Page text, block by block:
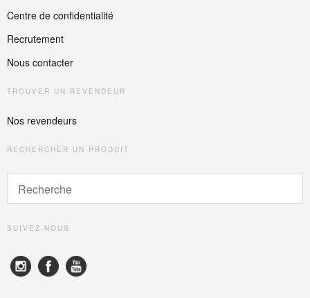
Centre de confidentialité
Recrutement
Nous contacter
TROUVER UN REVENDEUR
Nos revendeurs
RECHERCHER UN PRODUIT
SUIVEZ-NOUS